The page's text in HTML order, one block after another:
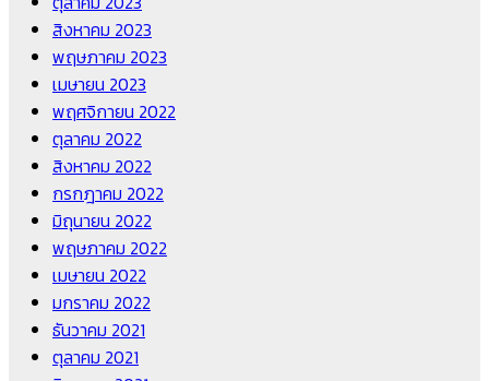
สิงหาคม 2023
พฤษภาคม 2023
เมษายน 2023
พฤศจิกายน 2022
ตุลาคม 2022
สิงหาคม 2022
กรกฎาคม 2022
มิถุนายน 2022
พฤษภาคม 2022
เมษายน 2022
มกราคม 2022
ธันวาคม 2021
ตุลาคม 2021